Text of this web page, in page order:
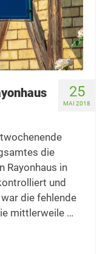
25
MAI 2018
die
Rayonhaus in
und
die fehlende
mittlerweile …